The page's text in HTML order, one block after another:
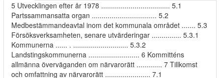
5 Utvecklingen efter år 1978 ................................... 5.1
Partssammansatta organ ................................. 5.2
Medbestämmandeavtal inom det kommunala området ....... 5.3
Försöksverksamheten, senare utvärderingar ............... 5.3.1
Kommunerna ...... . ............................ 5.3.2
Landstingskommunerna .......................... 6 Kommitténs
allmänna överväganden om närvarorätt ............. 7 Tillkomst
och omfattning av närvarorätt ....................... 7.1